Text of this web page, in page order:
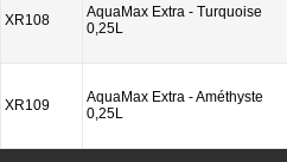
XR108
AquaMax Extra - Turquoise
0,25L
XR109
AquaMax Extra - Améthyste
0,25L